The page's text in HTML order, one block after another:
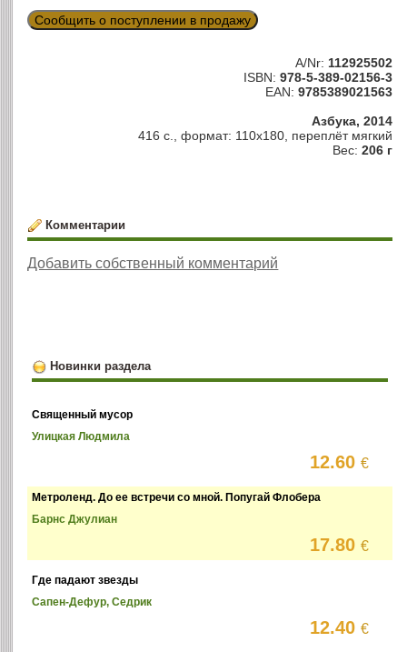
Сообщить о поступлении в продажу
A/Nr: 112925502
ISBN: 978-5-389-02156-3
EAN: 9785389021563
Азбука, 2014
416 с., формат: 110х180, переплёт мягкий
Вес: 206 г
Комментарии
Добавить собственный комментарий
Новинки раздела
Священный мусор
Улицкая Людмила
12.60€
Метроленд. До ее встречи со мной. Попугай Флобера
Барнс Джулиан
17.80€
Где падают звезды
Сапен-Дефур, Седрик
12.40€